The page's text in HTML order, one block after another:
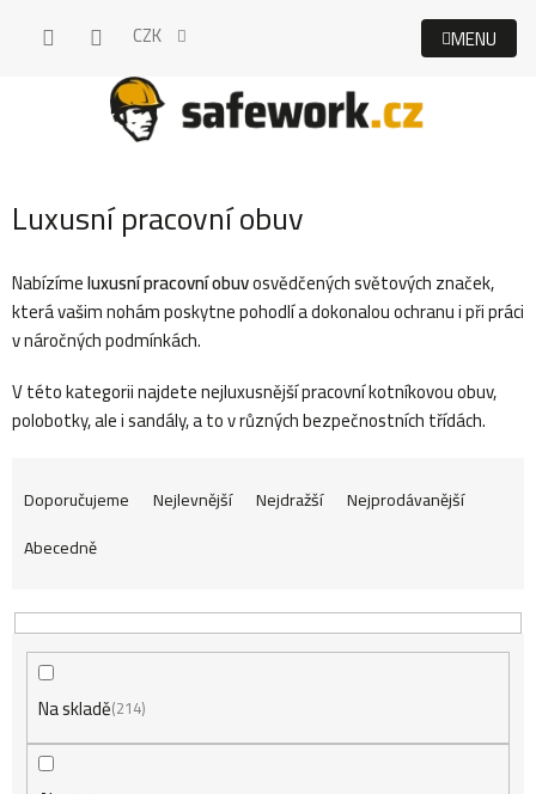
CZK
Luxusní pracovní obuv
Nabízímeluxusní pracovní obuvosvědčených světových značek,
která vašim nohám poskytne pohodlí a dokonalou ochranu i při práci
v náročných podmínkách.
V této kategorii najdete nejluxusnější pracovní kotníkovou obuv,
polobotky, ale i sandály, a to v různých bezpečnostních třídách.
Ř
a
z
e
Doporučujeme Nejlevnější Nejdražší
Nejprodávanější
Abecedně
Na skladě 214